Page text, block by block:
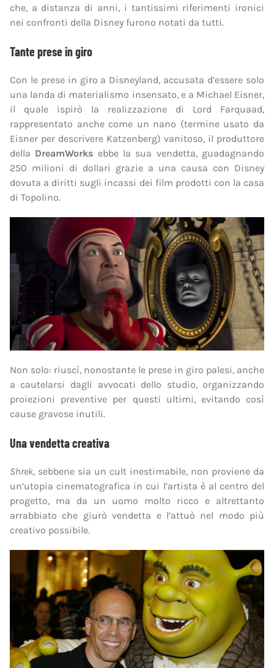
che, a distanza di anni, i tantissimi riferimenti ironici
nei confronti della Disney furono notati da tutti.
Tante prese in giro
Con le prese in giro a Disneyland, accusata d’essere solo
una landa di materialismo insensato, e a Michael Eisner,
il quale ispirò la realizzazione di Lord Farquaad,
rappresentato anche come un nano (termine usato da
Eisner per descrivere Katzenberg) vanitoso, il produttore
della DreamWorks ebbe la sua vendetta, guadagnando
250 milioni di dollari grazie a una causa con Disney
dovuta a diritti sugli incassi dei film prodotti con la casa
di Topolino.
Non solo: riuscì, nonostante le prese in giro palesi, anche
a cautelarsi dagli avvocati dello studio, organizzando
proiezioni preventive per questi ultimi, evitando così
cause gravose inutili.
Una vendetta creativa
Shrek, sebbene sia un cult inestimabile, non proviene da
un’utopia cinematografica in cui l’artista è al centro del
progetto, ma da un uomo molto ricco e altrettanto
arrabbiato che giurò vendetta e l’attuò nel modo più
creativo possibile.